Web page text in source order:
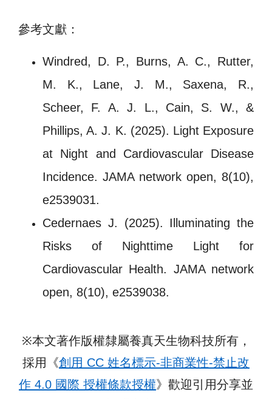
參考文獻：
Windred, D. P., Burns, A. C., Rutter,
M. K., Lane, J. M., Saxena, R.,
Scheer, F. A. J. L., Cain, S. W., &
Phillips, A. J. K. (2025). Light Exposure
at Night and Cardiovascular Disease
Incidence. JAMA network open, 8(10),
e2539031.
Cedernaes J. (2025). Illuminating the
Risks of Nighttime Light for
Cardiovascular Health. JAMA network
open, 8(10), e2539038.
※本文著作版權隸屬養真天生物科技所有，
採用《創用 CC 姓名標示-非商業性-禁止改
作 4.0 國際 授權條款授權》歡迎引用分享並